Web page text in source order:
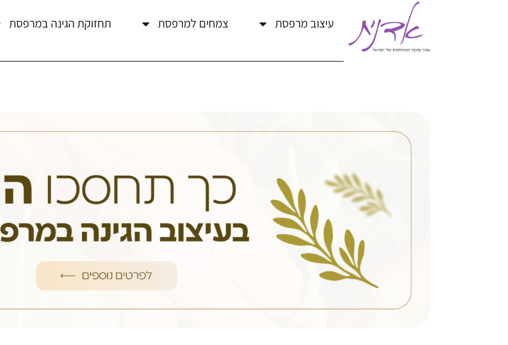
עיצוב מרפסת צמחים למרפסת תחזוקת הגינה במרפסת